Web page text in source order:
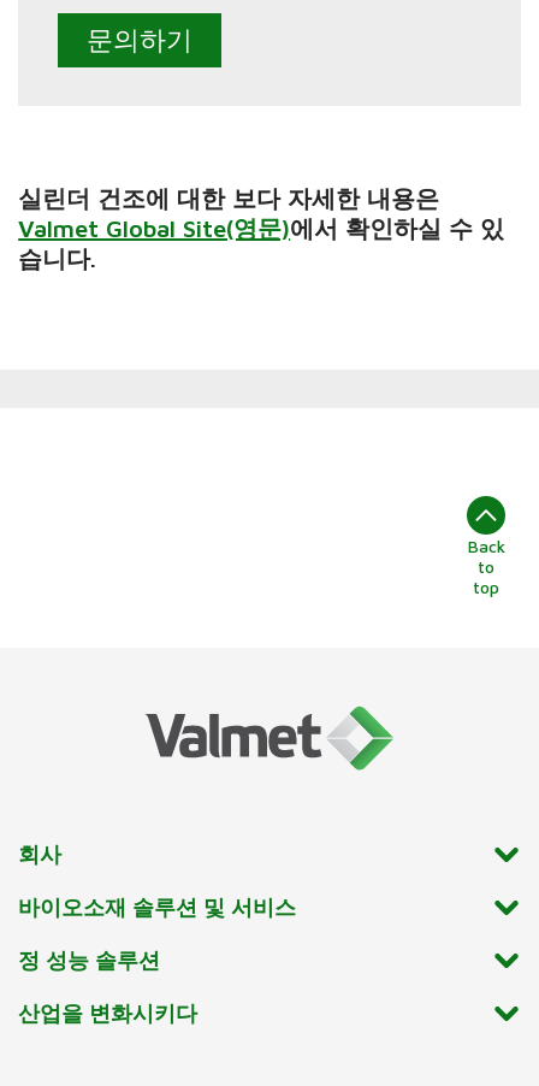
문의하기
실린더 건조에 대한 보다 자세한 내용은
Valmet Global Site(영문)에서 확인하실 수 있
습니다.
Back
to
top
회사
바이오소재 솔루션 및 서비스
정 성능 솔루션
산업을 변화시키다